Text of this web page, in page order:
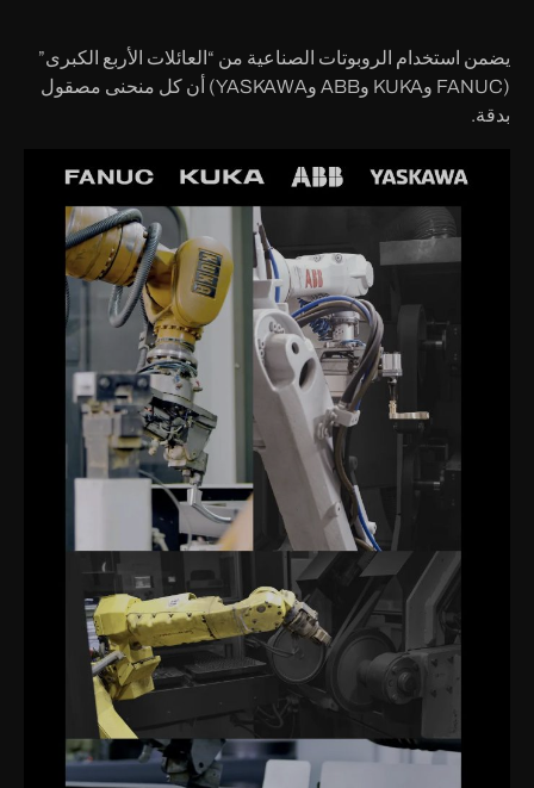
يضمن استخدام الروبوتات الصناعية من “العائلات الأربع الكبرى”
(FANUC وKUKA وABB وYASKAWA) أن كل منحنى مصقول
بدقة.